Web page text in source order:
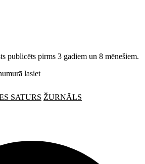
publicēts pirms 3 gadiem un 8 mēnešiem.
lasiet
SATURS ŽURNĀLS